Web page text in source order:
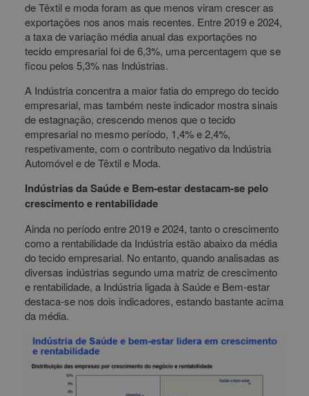
de Têxtil e moda foram as que menos viram crescer as
exportações nos anos mais recentes. Entre 2019 e 2024,
a taxa de variação média anual das exportações no
tecido empresarial foi de 6,3%, uma percentagem que se
ficou pelos 5,3% nas Indústrias.
A Indústria concentra a maior fatia do emprego do tecido
empresarial, mas também neste indicador mostra sinais
de estagnação, crescendo menos que o tecido
empresarial no mesmo período, 1,4% e 2,4%,
respetivamente, com o contributo negativo da Indústria
Automóvel e de Têxtil e Moda.
Indústrias da Saúde e Bem-estar destacam-se pelo
crescimento e rentabilidade
Ainda no período entre 2019 e 2024, tanto o crescimento
como a rentabilidade da Indústria estão abaixo da média
do tecido empresarial. No entanto, quando analisadas as
diversas indústrias segundo uma matriz de crescimento
e rentabilidade, a Indústria ligada à Saúde e Bem-estar
destaca-se nos dois indicadores, estando bastante acima
da média.